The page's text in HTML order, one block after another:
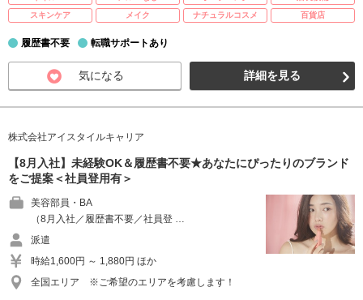
スキンケア
メイク ナチュラルコスメ 百貨店
履歴書不要 転職サポートあり
気になる 詳細を見る
株式会社アイスタイルキャリア
【8月入社】未経験OK＆履歴書不要★あなたにぴったりのブランド
をご提案＜社員登用有＞
美容部員・BA
（8月入社／履歴書不要／社員登 …
派遣
時給1,600円 ～ 1,880円 ほか
全国エリア ※ご希望のエリアを考慮します！